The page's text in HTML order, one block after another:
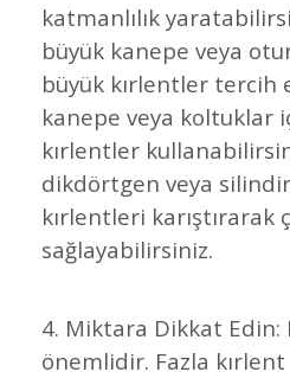
katmanlılık
büyük kanepe veya
büyük kırlentler tercih
kanepe veya koltuklar
kırlentler
dikdörtgen veya
kırlentleri karıştırarak
sağlayabilirsiniz.
4. Miktara Dikkat Edin:
önemlidir. Fazla